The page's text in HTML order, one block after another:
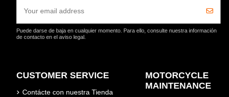
Puede darse de baja en cualquier momento. Para ello, consulte nuestra información
de contacto en el aviso legal.
CUSTOMER SERVICE
Contácte con nuestra Tienda
MOTORCYCLE
MAINTENANCE